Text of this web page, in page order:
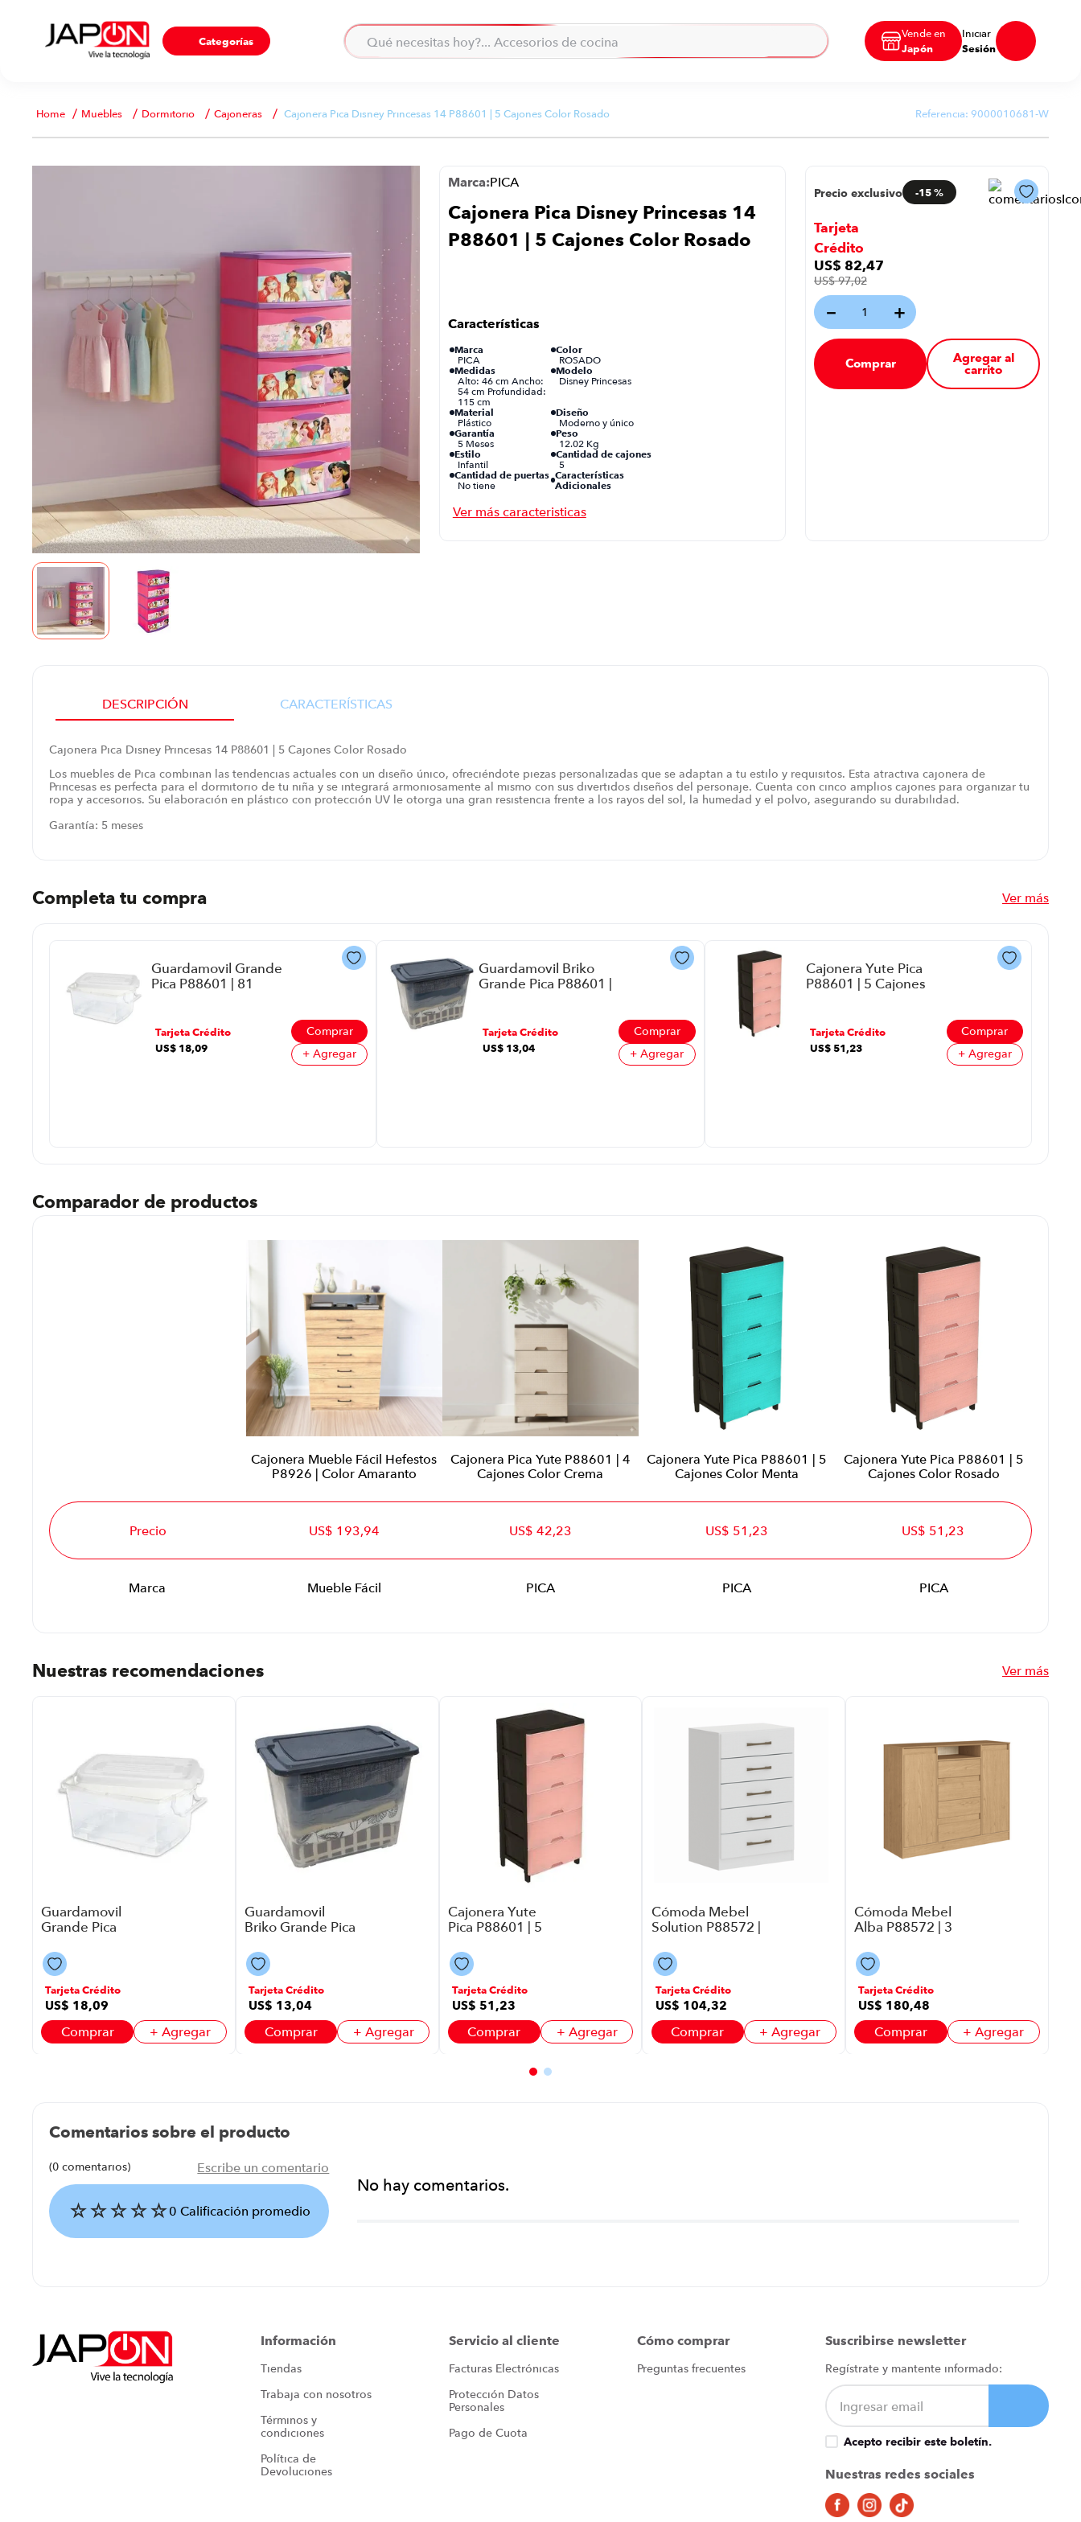
Categorías
Hola... qué necesitas hoy?
Qué necesitas hoy?... Accesorios de cocina
Vende en
Japón
Iniciar
Sesión
Muebles Dormitorio Cajoneras Cajonera Pica Disney Princesas 14 P88601 | 5 Cajones Color Rosado Referencia: 9000010681-W
PICA
Cajonera Pica Disney Princesas 14
P88601 | 5 Cajones Color Rosado
Marca
PICA
Color
ROSADO
Medidas
Alto: 46 cm Ancho:
54 cm Profundidad:
115 cm
Modelo
Disney Princesas
Material
Plástico
Diseño
Moderno y único
Garantía
5 Meses
Peso
12.02 Kg
Estilo
Infantil
Cantidad de cajones
5
Cantidad de puertas
No tiene
Características
Adicionales
plástico con
protección UV le
Precio exclusivo -15 %
Tarjeta
Crédito
US$ 82,47
US$ 97,02
＋
－
Comprar Agregar al
carrito
DESCRIPCIÓN CARACTERÍSTICAS
Cajonera Pica Disney Princesas 14 P88601 | 5 Cajones Color Rosado
Los muebles de Pica combinan las tendencias actuales con un diseño único, ofreciéndote piezas personalizadas que se adaptan a tu estilo y requisitos. Esta atractiva cajonera de
Princesas es perfecta para el dormitorio de tu niña y se integrará armoniosamente al mismo con sus divertidos diseños del personaje. Cuenta con cinco amplios cajones para organizar tu
ropa y accesorios. Su elaboración en plástico con protección UV le otorga una gran resistencia frente a los rayos del sol, la humedad y el polvo, asegurando su durabilidad.
Garantía: 5 meses
Completa tu compra Ver más
Guardamovil Grande
Pica P88601 | 81
Tarjeta Crédito
US$ 18,09
Comprar
+ Agregar
Guardamovil Briko
Grande Pica P88601 |
Tarjeta Crédito
US$ 13,04
Comprar
+ Agregar
Cajonera Yute Pica
P88601 | 5 Cajones
Tarjeta Crédito
US$ 51,23
Comprar
+ Agregar
Comparador de productos
Cajonera Mueble Fácil Hefestos
P8926 | Color Amaranto
Cajonera Pica Yute P88601 | 4
Cajones Color Crema
Cajonera Yute Pica P88601 | 5
Cajones Color Menta
Cajonera Yute Pica P88601 | 5
Cajones Color Rosado
Precio US$ 193,94 US$ 42,23 US$ 51,23 US$ 51,23
Marca Mueble Fácil PICA PICA PICA
Nuestras recomendaciones Ver más
Guardamovil
Grande Pica
Color Blanco
Tarjeta Crédito
US$ 18,09
Comprar + Agregar
Guardamovil
Briko Grande Pica
Color Gris
Tarjeta Crédito
US$ 13,04
Comprar + Agregar
Cajonera Yute
Pica P88601 | 5
Rosado
Tarjeta Crédito
US$ 51 ,23
Comprar + Agregar
Cómoda Mebel
Solution P88572 |
Blanco
Tarjeta Crédito
US$ 104,32
Comprar + Agregar
Cómoda Mebel
Alba P88572 | 3
4 Cajones Color
Angelin
Tarjeta Crédito
US$ 180,48
Comprar + Agregar
Comentarios sobre el producto
☆☆☆☆☆0 Calificación promedio
(0 comentarios) Escribe un comentario
Califica el producto de 1 a 5 estrellas
No hay comentarios.
Información
Tiendas
Trabaja con nosotros
Términos y
condiciones
Política de
Devoluciones
Servicio al cliente
Facturas Electrónicas
Protección Datos
Personales
Pago de Cuota
Cómo comprar
Preguntas frecuentes
Suscribirse newsletter
Regístrate y mantente informado:
Acepto recibir este boletín.
Nuestras redes sociales
england sound parlantes
laptop
iphone
congelador
cocina